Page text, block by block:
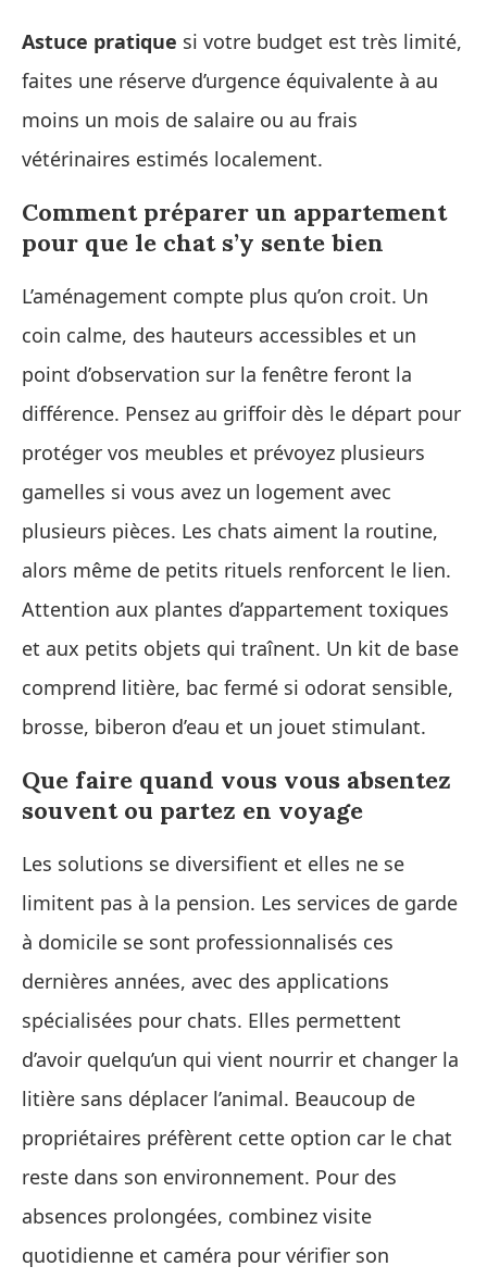
Astuce pratique si votre budget est très limité,
faites une réserve d’urgence équivalente à au
moins un mois de salaire ou au frais
vétérinaires estimés localement.
Comment préparer un appartement
pour que le chat s’y sente bien
L’aménagement compte plus qu’on croit. Un
coin calme, des hauteurs accessibles et un
point d’observation sur la fenêtre feront la
différence. Pensez au griffoir dès le départ pour
protéger vos meubles et prévoyez plusieurs
gamelles si vous avez un logement avec
plusieurs pièces. Les chats aiment la routine,
alors même de petits rituels renforcent le lien.
Attention aux plantes d’appartement toxiques
et aux petits objets qui traînent. Un kit de base
comprend litière, bac fermé si odorat sensible,
brosse, biberon d’eau et un jouet stimulant.
Que faire quand vous vous absentez
souvent ou partez en voyage
Les solutions se diversifient et elles ne se
limitent pas à la pension. Les services de garde
à domicile se sont professionnalisés ces
dernières années, avec des applications
spécialisées pour chats. Elles permettent
d’avoir quelqu’un qui vient nourrir et changer la
litière sans déplacer l’animal. Beaucoup de
propriétaires préfèrent cette option car le chat
reste dans son environnement. Pour des
absences prolongées, combinez visite
quotidienne et caméra pour vérifier son